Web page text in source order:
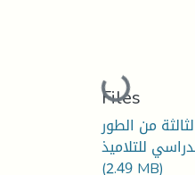
Loading...
Files
من الطور
(2.49 MB)